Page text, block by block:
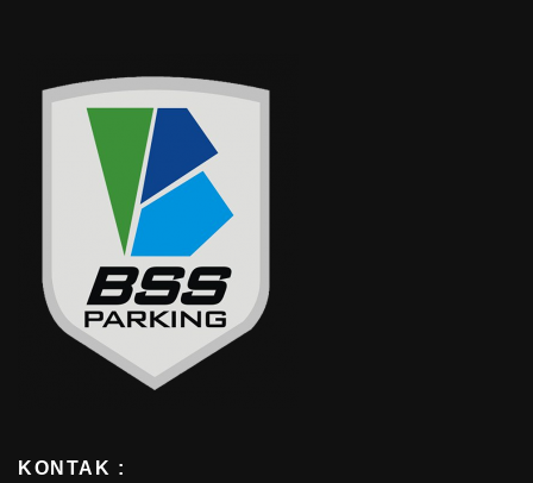
KONTAK :